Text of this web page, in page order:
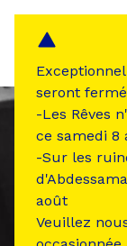
seront
-Les Rêves
ce samedi 8
-Sur les
août
Veuillez
Panneau de